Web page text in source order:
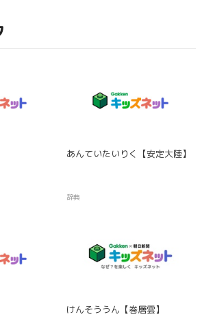
あんていたいりく【安定大陸】
辞典
けんそううん【巻層雲】